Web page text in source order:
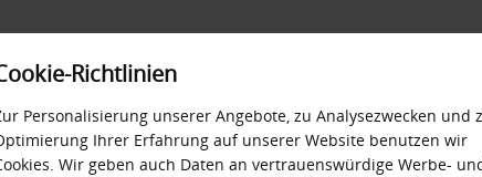
SELF-SERVICES
Richtlinien
Personalisierung unserer Angebote, zu Analysezwecken und
Ihrer Erfahrung auf unserer Website benutzen wir
Wir geben auch Daten an vertrauenswürdige Werbe-